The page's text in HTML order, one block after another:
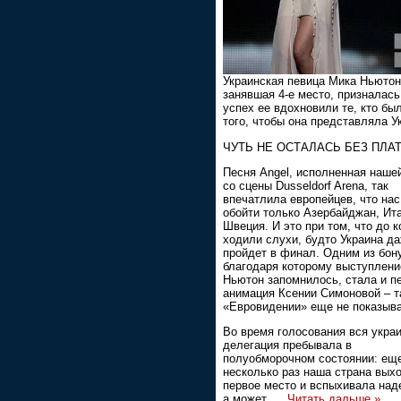
Украинская певица Мика
занявшая 4-е место,
успех ее вдохновили те, кто
того, чтобы она представляла
ЧУТЬ НЕ ОСТАЛАСЬ БЕЗ
Песня Angel, исполненная
со сцены Dusseldorf Arena, так
впечатлила европейцев, что
обойти только Азербайджан,
Швеция. И это при том, что до
ходили слухи, будто Украина
пройдет в финал. Одним из
благодаря которому
Ньютон запомнилось, стала и
анимация Ксении Симоновой –
«Евровидении» еще не
Во время голосования вся
делегация пребывала в
полуобморочном состоянии:
несколько раз наша страна
первое место и вспыхивала